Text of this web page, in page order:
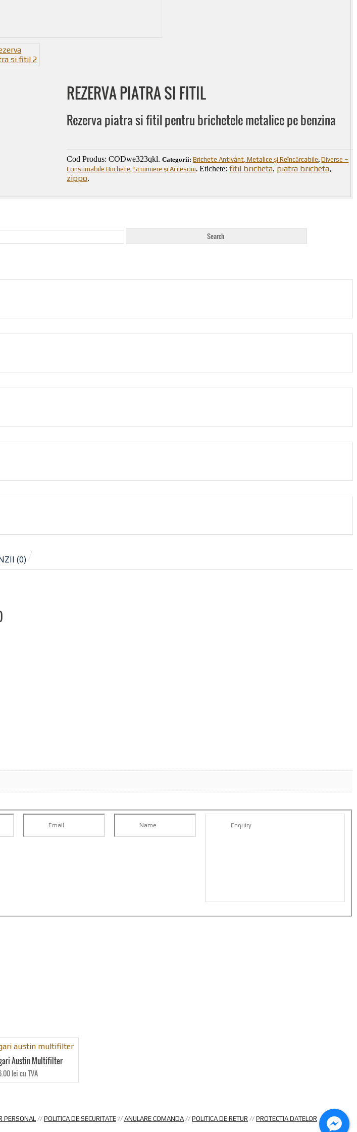
REZERVA PIATRA SI FITIL
Rezerva piatra si fitil pentru brichetele metalice pe benzina
Cod Produs:CODwe323qkl. Categorii:Brichete Antivânt, Metalice și Reîncărcabile,Diverse –
Consumabile Brichete, Scrumiere și Accesorii. Etichete:fitil bricheta, piatra bricheta,
zippo.
(0)
Austin Multifilter
lei cu TVA
PERSONAL// POLITICA DE SECURITATE // ANULARE COMANDA // POLITICA DE RETUR // PROTECTIA DATELOR